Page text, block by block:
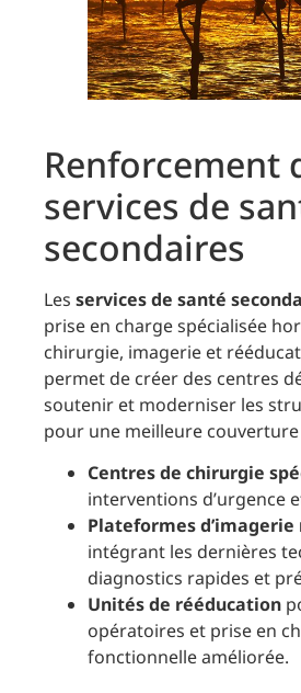
Renforcement
services de
secondaires
Les services de santé
prise en charge spécialisée
chirurgie, imagerie et
permet de créer des centres
soutenir et moderniser les
pour une meilleure
Centres de chirurgie
interventions d’urgence
Plateformes d’imagerie
intégrant les dernières
diagnostics rapides et
Unités de rééducation
opératoires et prise en
fonctionnelle améliorée.